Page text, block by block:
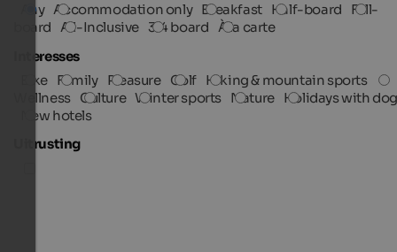
Any Accommodation only Breakfast Half-board
Full-
board All-Inclusive 3/4 board À la carte
Interesses
Bike Family Pleasure Golf Hiking & mountain sports
Wellness Culture Winter sports Nature Holidays with
New hotels
Uitrusting